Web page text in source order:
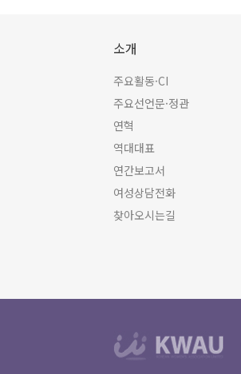
소개
주요활동·CI
주요선언문·정관
연혁
역대대표
연간보고서
여성상담전화
찾아오시는길